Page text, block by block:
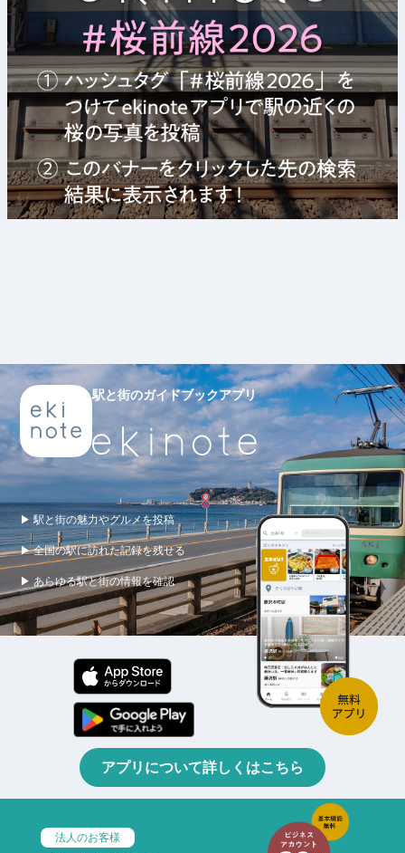
駅と街のガイドブックアプリ
▶ 駅と街の魅力やグルメを投稿
▶ 全国の駅に訪れた記録を残せる
▶ あらゆる駅と街の情報を確認
アプリについて詳しくはこちら
法人のお客様